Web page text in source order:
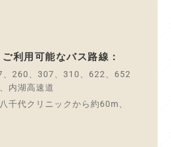
利用可能なバス路線：
260、307、310、622、652
内湖高速道
千代クリニックから約60m、